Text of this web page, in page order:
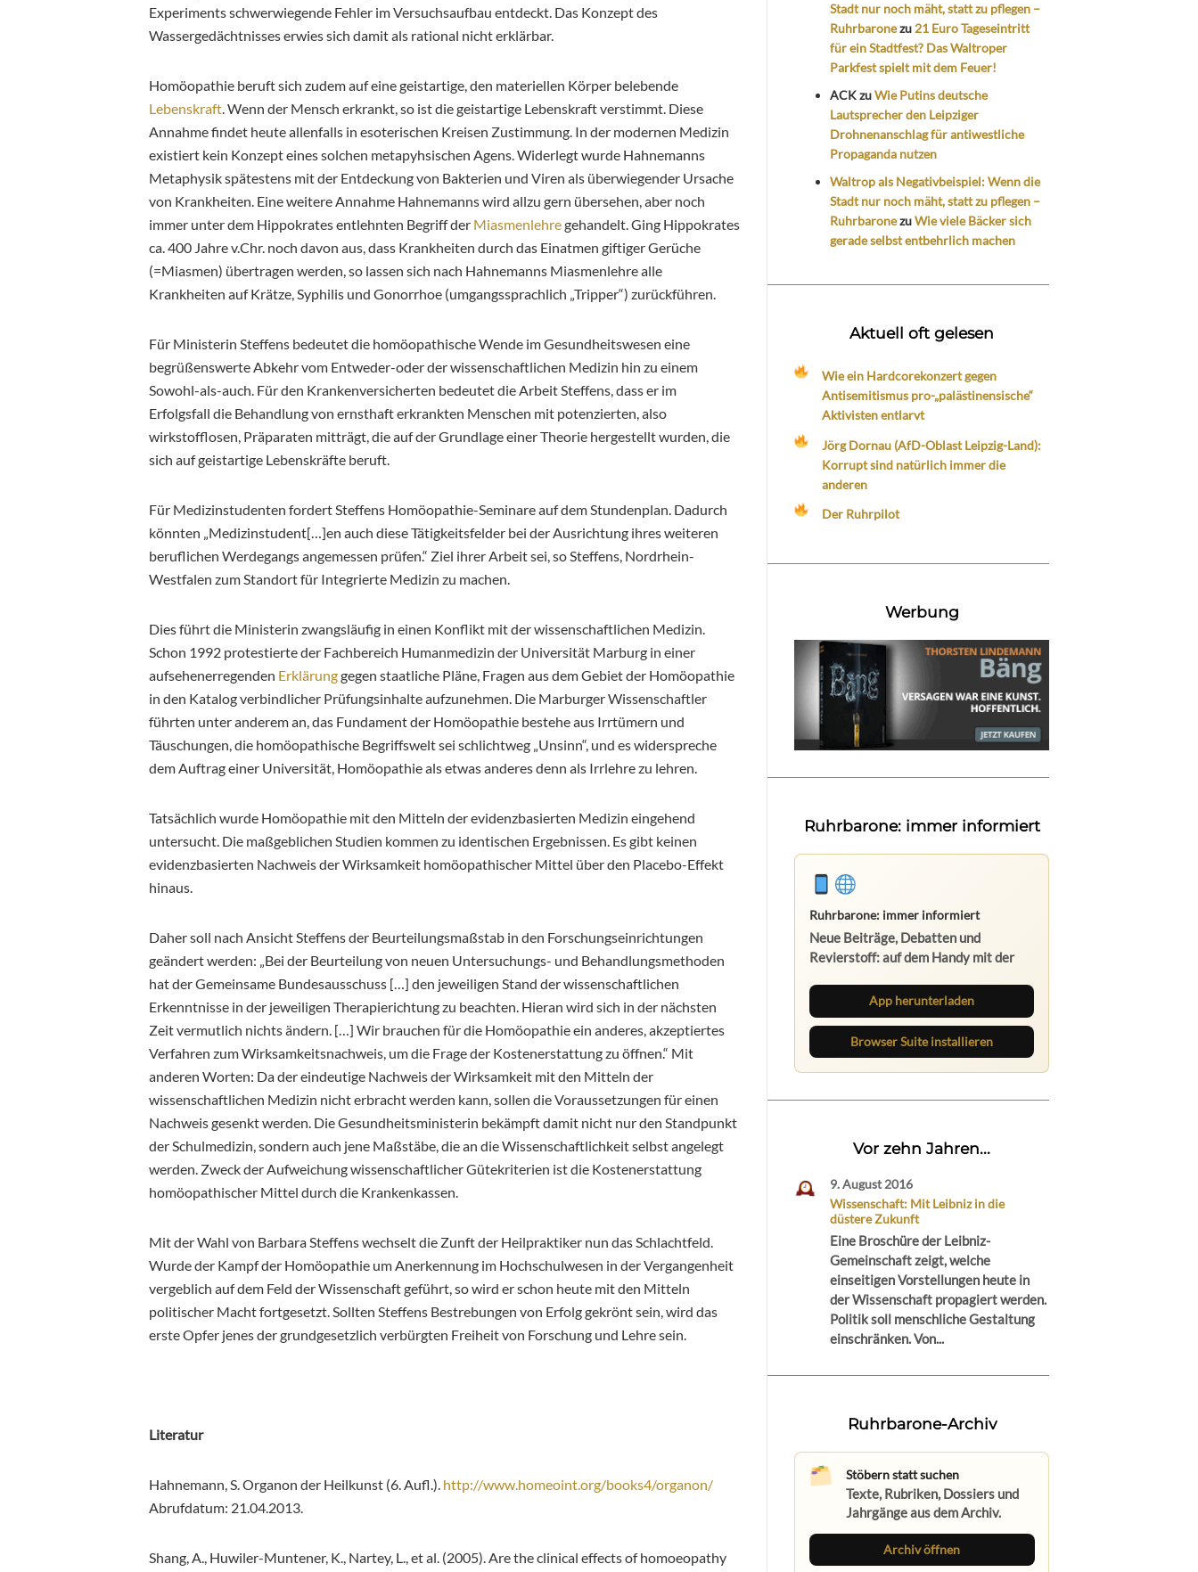
Experiments schwerwiegende Fehler im Versuchsaufbau entdeckt. Das Konzept des
Wassergedächtnisses erwies sich damit als rational nicht erklärbar.
Homöopathie beruft sich zudem auf eine geistartige, den materiellen Körper belebende
Lebenskraft . Wenn der Mensch erkrankt, so ist die geistartige Lebenskraft verstimmt. Diese
Annahme findet heute allenfalls in esoterischen Kreisen Zustimmung. In der modernen Medizin
existiert kein Konzept eines solchen metapyhsischen Agens. Widerlegt wurde Hahnemanns
Metaphysik spätestens mit der Entdeckung von Bakterien und Viren als überwiegender Ursache
von Krankheiten. Eine weitere Annahme Hahnemanns wird allzu gern übersehen, aber noch
immer unter dem Hippokrates entlehnten Begriff der Miasmenlehregehandelt. Ging Hippokrates
ca. 400 Jahre v.Chr. noch davon aus, dass Krankheiten durch das Einatmen giftiger Gerüche
(=Miasmen) übertragen werden, so lassen sich nach Hahnemanns Miasmenlehre alle
Krankheiten auf Krätze, Syphilis und Gonorrhoe (umgangssprachlich „Tripper“) zurückführen.
Für Ministerin Steffens bedeutet die homöopathische Wende im Gesundheitswesen eine
begrüßenswerte Abkehr vom Entweder-oder der wissenschaftlichen Medizin hin zu einem
Sowohl-als-auch. Für den Krankenversicherten bedeutet die Arbeit Steffens, dass er im
Erfolgsfall die Behandlung von ernsthaft erkrankten Menschen mit potenzierten, also
wirkstofflosen, Präparaten mitträgt, die auf der Grundlage einer Theorie hergestellt wurden, die
sich auf geistartige Lebenskräfte beruft.
Für Medizinstudenten fordert Steffens Homöopathie-Seminare auf dem Stundenplan. Dadurch
könnten „Medizinstudent[…]en auch diese Tätigkeitsfelder bei der Ausrichtung ihres weiteren
beruflichen Werdegangs angemessen prüfen.“ Ziel ihrer Arbeit sei, so Steffens, Nordrhein-
Westfalen zum Standort für Integrierte Medizin zu machen.
Dies führt die Ministerin zwangsläufig in einen Konflikt mit der wissenschaftlichen Medizin.
Schon 1992 protestierte der Fachbereich Humanmedizin der Universität Marburg in einer
aufsehenerregenden Erklärunggegen staatliche Pläne, Fragen aus dem Gebiet der Homöopathie
in den Katalog verbindlicher Prüfungsinhalte aufzunehmen. Die Marburger Wissenschaftler
führten unter anderem an, das Fundament der Homöopathie bestehe aus Irrtümern und
Täuschungen, die homöopathische Begriffswelt sei schlichtweg „Unsinn“, und es widerspreche
dem Auftrag einer Universität, Homöopathie als etwas anderes denn als Irrlehre zu lehren.
Tatsächlich wurde Homöopathie mit den Mitteln der evidenzbasierten Medizin eingehend
untersucht. Die maßgeblichen Studien kommen zu identischen Ergebnissen. Es gibt keinen
evidenzbasierten Nachweis der Wirksamkeit homöopathischer Mittel über den Placebo-Effekt
hinaus.
Daher soll nach Ansicht Steffens der Beurteilungsmaßstab in den Forschungseinrichtungen
geändert werden: „Bei der Beurteilung von neuen Untersuchungs- und Behandlungsmethoden
hat der Gemeinsame Bundesausschuss […] den jeweiligen Stand der wissenschaftlichen
Erkenntnisse in der jeweiligen Therapierichtung zu beachten. Hieran wird sich in der nächsten
Zeit vermutlich nichts ändern. […] Wir brauchen für die Homöopathie ein anderes, akzeptiertes
Verfahren zum Wirksamkeitsnachweis, um die Frage der Kostenerstattung zu öffnen.“ Mit
anderen Worten: Da der eindeutige Nachweis der Wirksamkeit mit den Mitteln der
wissenschaftlichen Medizin nicht erbracht werden kann, sollen die Voraussetzungen für einen
Nachweis gesenkt werden. Die Gesundheitsministerin bekämpft damit nicht nur den Standpunkt
der Schulmedizin, sondern auch jene Maßstäbe, die an die Wissenschaftlichkeit selbst angelegt
werden. Zweck der Aufweichung wissenschaftlicher Gütekriterien ist die Kostenerstattung
homöopathischer Mittel durch die Krankenkassen.
Mit der Wahl von Barbara Steffens wechselt die Zunft der Heilpraktiker nun das Schlachtfeld.
Wurde der Kampf der Homöopathie um Anerkennung im Hochschulwesen in der Vergangenheit
vergeblich auf dem Feld der Wissenschaft geführt, so wird er schon heute mit den Mitteln
politischer Macht fortgesetzt. Sollten Steffens Bestrebungen von Erfolg gekrönt sein, wird das
erste Opfer jenes der grundgesetzlich verbürgten Freiheit von Forschung und Lehre sein.
Literatur
Hahnemann, S. Organon der Heilkunst (6. Aufl.). http://www.homeoint.org/books4/organon/
Abrufdatum: 21.04.2013.
Shang, A., Huwiler-Muntener, K., Nartey, L., et al. (2005). Are the clinical effects of homoeopathy
Stadt nur noch mäht, statt zu pflegen –
Ruhrbaronezu 21 Euro Tageseintritt
für ein Stadtfest? Das Waltroper
Parkfest spielt mit dem Feuer!
ACKzuWie Putins deutsche
Lautsprecher den Leipziger
Drohnenanschlag für antiwestliche
Propaganda nutzen
Waltrop als Negativbeispiel: Wenn die
Stadt nur noch mäht, statt zu pflegen –
RuhrbaronezuWie viele Bäcker sich
gerade selbst entbehrlich machen
Aktuell oft gelesen
Wie ein Hardcorekonzert gegen
Antisemitismus pro-„palästinensische“
Aktivisten entlarvt
Jörg Dornau (AfD-Oblast Leipzig-Land):
Korrupt sind natürlich immer die
anderen
Der Ruhrpilot
Werbung
Ruhrbarone: immer informiert
Ruhrbarone: immer informiert
Neue Beiträge, Debatten und
Revierstoff: auf dem Handy mit der
Suite.
App herunterladen
Browser Suite installieren
Vor zehn Jahren...
9. August 2016
Wissenschaft: Mit Leibniz in die
düstere Zukunft
Eine Broschüre der Leibniz-
Gemeinschaft zeigt, welche
einseitigen Vorstellungen heute in
der Wissenschaft propagiert werden.
Politik soll menschliche Gestaltung
einschränken. Von...
Ruhrbarone-Archiv
Stöbern statt suchen
Texte, Rubriken, Dossiers und
Jahrgänge aus dem Archiv.
Archiv öffnen